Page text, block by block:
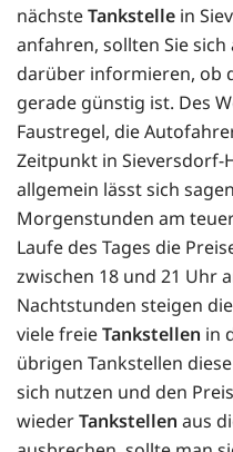
nächsteTankstelle in
anfahren, sollten Sie sich
darüber informieren, ob
gerade günstig ist. Des
Faustregel, die
Zeitpunkt in Sieversdorf-
allgemein lässt sich
Morgenstunden am
Laufe des Tages die
zwischen 18 und 21 Uhr
Nachtstunden steigen
viele freieTankstellen in
übrigen Tankstellen
sich nutzen und den
wiederTankstellen aus